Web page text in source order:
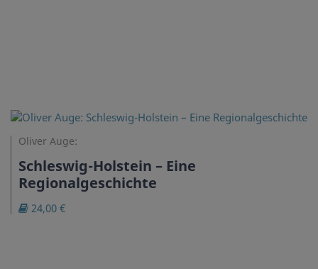
Oliver Auge:
Schleswig-Holstein – Eine
Regionalgeschichte
24,00 €